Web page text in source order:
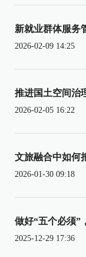
新就业群体服务
2026-02-09 14:25
推进国土空间治
2026-02-05 16:22
文旅融合中如何
2026-01-30 09:18
做好“五个必须”
2025-12-29 17:36